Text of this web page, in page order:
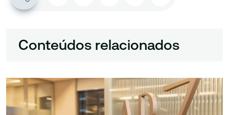
Conteúdos relacionados